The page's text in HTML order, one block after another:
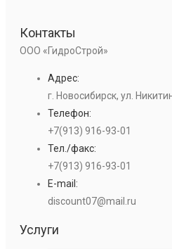
Контакты
ООО «ГидроСтрой»
Адрес:
г. Новосибирск, ул.
Телефон:
+7(913) 916-93-01
Тел./факс:
+7(913) 916-93-01
E-mail:
discount07@mail.ru
Услуги